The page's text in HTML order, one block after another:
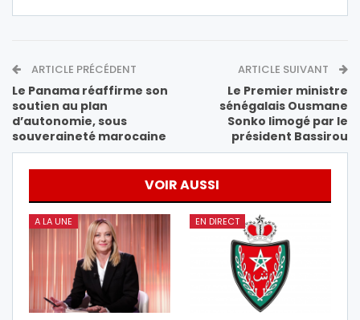
ARTICLE PRÉCÉDENT
Le Panama réaffirme son
soutien au plan
d’autonomie, sous
souveraineté marocaine
ARTICLE SUIVANT
Le Premier ministre
sénégalais Ousmane
Sonko limogé par le
président Bassirou
VOIR AUSSI
A LA UNE EN DIRECT